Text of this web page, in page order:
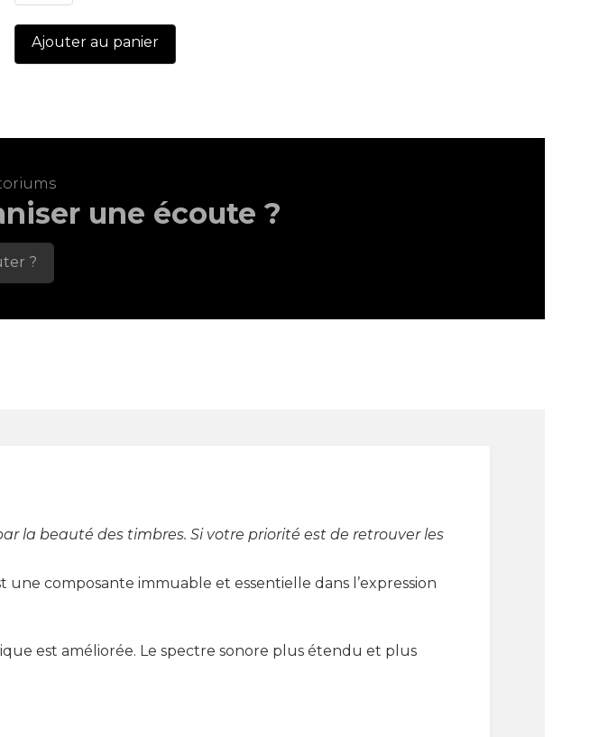
de
Mezzo
Evo
Ajouter au panier
une écoute ?
?
la beauté des timbres. Si votre priorité est de retrouver les
composante immuable et essentielle dans l’expression
est améliorée. Le spectre sonore plus étendu et plus